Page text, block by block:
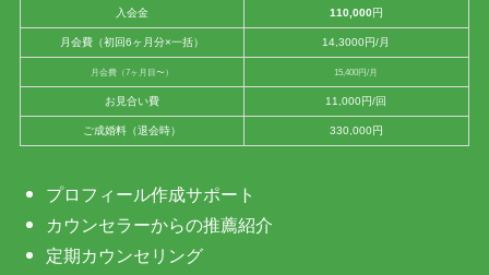
入会金 110,000円
月会費（初回6ヶ月分×一括） 14,3000円/月
月会費（7ヶ月目〜） 15,400円/月
お見合い費 11,000円/回
ご成婚料（退会時） 330,000円
プロフィール作成サポート
カウンセラーからの推薦紹介
定期カウンセリング